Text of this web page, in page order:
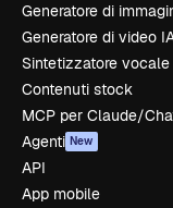
Generatore di
Generatore di video
Sintetizzatore vocale
Contenuti stock
MCP per Claude/
Agenti New
API
App mobile